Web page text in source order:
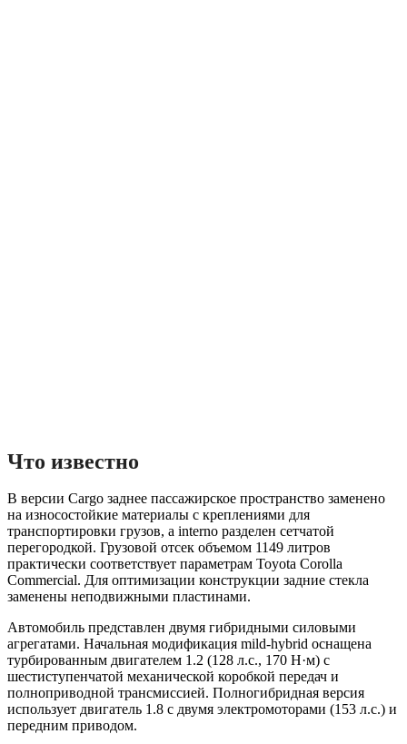
Что известно
В версии Cargo заднее пассажирское пространство заменено
на износостойкие материалы с креплениями для
транспортировки грузов, а interno разделен сетчатой
перегородкой. Грузовой отсек объемом 1149 литров
практически соответствует параметрам Toyota Corolla
Commercial. Для оптимизации конструкции задние стекла
заменены неподвижными пластинами.
Автомобиль представлен двумя гибридными силовыми
агрегатами. Начальная модификация mild-hybrid оснащена
турбированным двигателем 1.2 (128 л.с., 170 Н·м) с
шестиступенчатой механической коробкой передач и
полноприводной трансмиссией. Полногибридная версия
использует двигатель 1.8 с двумя электромоторами (153 л.с.) и
передним приводом.